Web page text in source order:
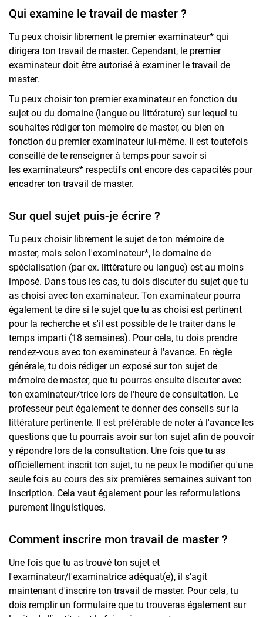
Qui examine le travail de master ?
Tu peux choisir librement le premier examinateur* qui
dirigera ton travail de master. Cependant, le premier
examinateur doit être autorisé à examiner le travail de
master.
Tu peux choisir ton premier examinateur en fonction du
sujet ou du domaine (langue ou littérature) sur lequel tu
souhaites rédiger ton mémoire de master, ou bien en
fonction du premier examinateur lui-même. Il est toutefois
conseillé de te renseigner à temps pour savoir si
les examinateurs* respectifs ont encore des capacités pour
encadrer ton travail de master.
Sur quel sujet puis-je écrire ?
Tu peux choisir librement le sujet de ton mémoire de
master, mais selon l'examinateur*, le domaine de
spécialisation (par ex. littérature ou langue) est au moins
imposé. Dans tous les cas, tu dois discuter du sujet que tu
as choisi avec ton examinateur. Ton examinateur pourra
également te dire si le sujet que tu as choisi est pertinent
pour la recherche et s'il est possible de le traiter dans le
temps imparti (18 semaines). Pour cela, tu dois prendre
rendez-vous avec ton examinateur à l'avance. En règle
générale, tu dois rédiger un exposé sur ton sujet de
mémoire de master, que tu pourras ensuite discuter avec
ton examinateur/trice lors de l'heure de consultation. Le
professeur peut également te donner des conseils sur la
littérature pertinente. Il est préférable de noter à l'avance les
questions que tu pourrais avoir sur ton sujet afin de pouvoir
y répondre lors de la consultation. Une fois que tu as
officiellement inscrit ton sujet, tu ne peux le modifier qu'une
seule fois au cours des six premières semaines suivant ton
inscription. Cela vaut également pour les reformulations
purement linguistiques.
Comment inscrire mon travail de master ?
Une fois que tu as trouvé ton sujet et
l'examinateur/l'examinatrice adéquat(e), il s'agit
maintenant d'inscrire ton travail de master. Pour cela, tu
dois remplir un formulaire que tu trouveras également sur